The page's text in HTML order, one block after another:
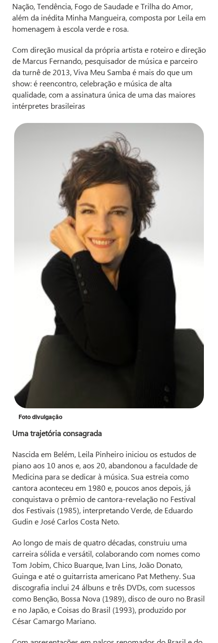
Nação, Tendência, Fogo de Saudade e Trilha do Amor,
além da inédita Minha Mangueira, composta por Leila em
homenagem à escola verde e rosa.
Com direção musical da própria artista e roteiro e direção
de Marcus Fernando, pesquisador de música e parceiro
da turnê de 2013, Viva Meu Samba é mais do que um
show: é reencontro, celebração e música de alta
qualidade, com a assinatura única de uma das maiores
intérpretes brasileiras
Foto divulgação
Uma trajetória consagrada
Nascida em Belém, Leila Pinheiro iniciou os estudos de
piano aos 10 anos e, aos 20, abandonou a faculdade de
Medicina para se dedicar à música. Sua estreia como
cantora aconteceu em 1980 e, poucos anos depois, já
conquistava o prêmio de cantora-revelação no Festival
dos Festivais (1985), interpretando Verde, de Eduardo
Gudin e José Carlos Costa Neto.
Ao longo de mais de quatro décadas, construiu uma
carreira sólida e versátil, colaborando com nomes como
Tom Jobim, Chico Buarque, Ivan Lins, João Donato,
Guinga e até o guitarrista americano Pat Metheny. Sua
discografia inclui 24 álbuns e três DVDs, com sucessos
como Benção, Bossa Nova (1989), disco de ouro no Brasil
e no Japão, e Coisas do Brasil (1993), produzido por
César Camargo Mariano.